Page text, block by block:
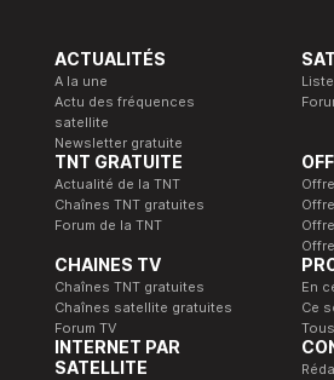
ACTUALITÉS
A la une
Actu des fréquences
satellite
Newsletter gratuite
TNT GRATUITE
Actualité de la TNT
Chaînes TNT gratuites
Forum de la TNT
CHAINES TV
Chaînes TNT gratuites
Chaînes satellite gratuites
Forum TV
En
Ce
INTERNET PAR
SATELLITE